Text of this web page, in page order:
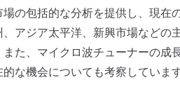
の包括的な分析を提供し、現在
アジア太平洋、新興市場などの
た、マイクロ波チューナーの成
な機会についても考察しています